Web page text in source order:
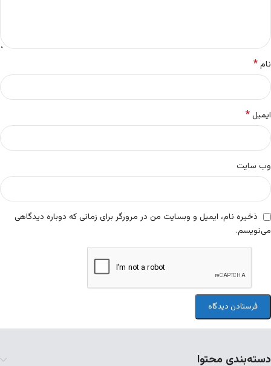
نام*
ایمیل*
وب‌ سایت
ذخیره نام، ایمیل و وبسایت من در مرورگر برای زمانی که دوباره دیدگاهی
می‌نویسم.
دسته‌بندی محتوا